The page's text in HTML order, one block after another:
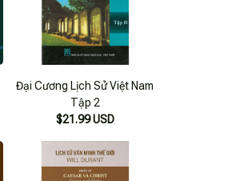
Đại Cương Lịch Sử Việt Nam
Tập 2
$21.99 USD